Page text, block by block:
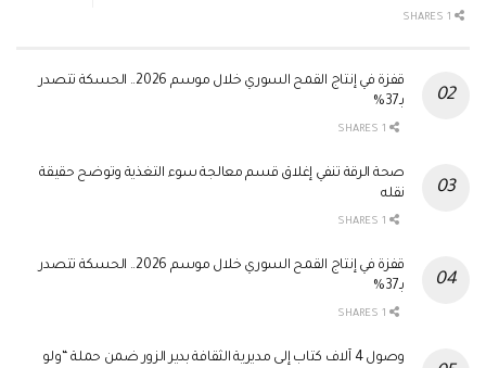
قفزة في إنتاج القمح السوري خلال موسم 2026.. الحسكة تتصدر
بـ37%
صحة الرقة تنفي إغلاق قسم معالجة سوء التغذية وتوضح حقيقة
نقله
قفزة في إنتاج القمح السوري خلال موسم 2026.. الحسكة تتصدر
بـ37%
وصول 4 آلاف كتاب إلى مديرية الثقافة بدير الزور ضمن حملة “ولو